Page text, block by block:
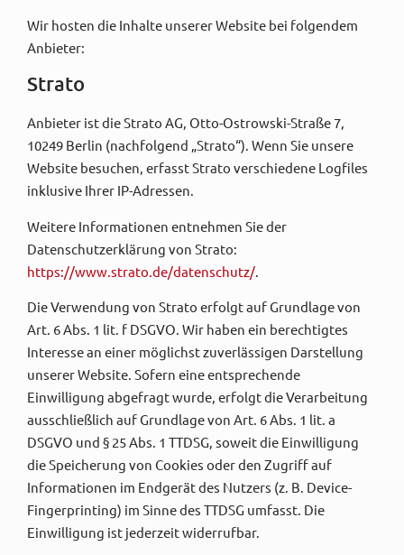
Wir hosten die Inhalte unserer Website bei folgendem
Anbieter:
Strato
Anbieter ist die Strato AG, Otto-Ostrowski-Straße 7,
10249 Berlin (nachfolgend „Strato“). Wenn Sie unsere
Website besuchen, erfasst Strato verschiedene Logfiles
inklusive Ihrer IP-Adressen.
Weitere Informationen entnehmen Sie der
Datenschutzerklärung von Strato:
https://www.strato.de/datenschutz/
Die Verwendung von Strato erfolgt auf Grundlage von
Art. 6 Abs. 1 lit. f DSGVO. Wir haben ein berechtigtes
Interesse an einer möglichst zuverlässigen Darstellung
unserer Website. Sofern eine entsprechende
Einwilligung abgefragt wurde, erfolgt die Verarbeitung
ausschließlich auf Grundlage von Art. 6 Abs. 1 lit. a
DSGVO und § 25 Abs. 1 TTDSG, soweit die Einwilligung
die Speicherung von Cookies oder den Zugriff auf
Informationen im Endgerät des Nutzers (z. B. Device-
Fingerprinting) im Sinne des TTDSG umfasst. Die
Einwilligung ist jederzeit widerrufbar.